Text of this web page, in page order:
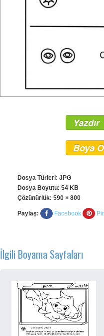
Yazdır
Boya
Dosya Türleri: JPG
Dosya Boyutu: 54 KB
Çözünürlük: 590 × 800
Paylaş: Facebook
İlgili Boyama Sayfaları